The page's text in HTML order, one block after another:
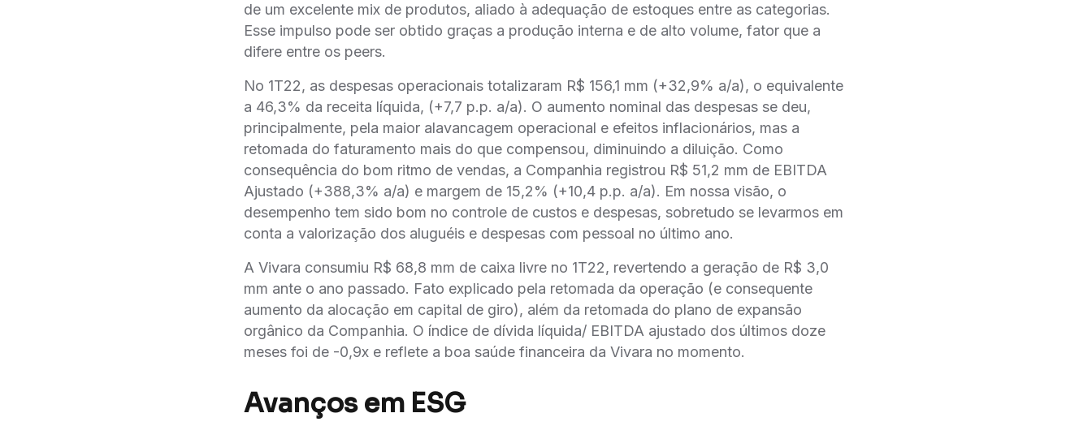
de um excelente mix de produtos, aliado à adequação de estoques entre as categorias.
Esse impulso pode ser obtido graças a produção interna e de alto volume, fator que a
difere entre os peers.
No 1T22, as despesas operacionais totalizaram R$ 156,1 mm (+32,9% a/a), o equivalente
a 46,3% da receita líquida, (+7,7 p.p. a/a). O aumento nominal das despesas se deu,
principalmente, pela maior alavancagem operacional e efeitos inflacionários, mas a
retomada do faturamento mais do que compensou, diminuindo a diluição. Como
consequência do bom ritmo de vendas, a Companhia registrou R$ 51,2 mm de EBITDA
Ajustado (+388,3% a/a) e margem de 15,2% (+10,4 p.p. a/a). Em nossa visão, o
desempenho tem sido bom no controle de custos e despesas, sobretudo se levarmos em
conta a valorização dos aluguéis e despesas com pessoal no último ano.
A Vivara consumiu R$ 68,8 mm de caixa livre no 1T22, revertendo a geração de R$ 3,0
mm ante o ano passado. Fato explicado pela retomada da operação (e consequente
aumento da alocação em capital de giro), além da retomada do plano de expansão
orgânico da Companhia. O índice de dívida líquida/ EBITDA ajustado dos últimos doze
meses foi de -0,9x e reflete a boa saúde financeira da Vivara no momento.
Avanços em ESG